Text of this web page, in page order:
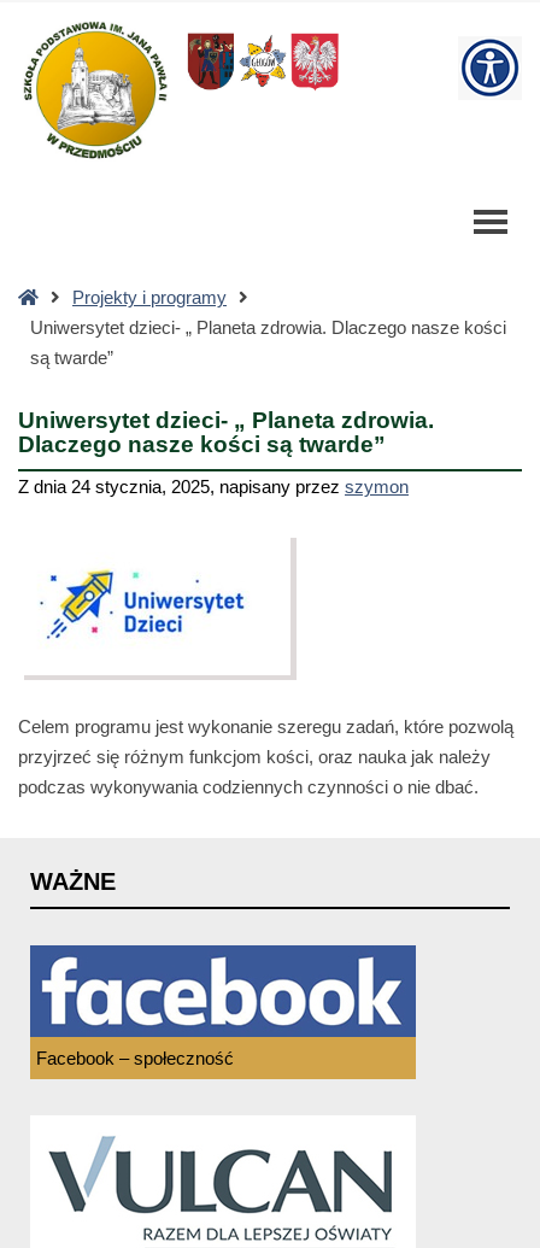
dzieci-
Planeta
zdrowia.
twarde”
Podstawowa
Strona
główna
Projekty i programy
Uniwersytet dzieci- „ Planeta zdrowia. Dlaczego nasze kości
są twarde”
Uniwersytet dzieci- „ Planeta zdrowia.
Dlaczego nasze kości są twarde”
Z dnia 24 stycznia, 2025, napisany przez szymon
Celem programu jest wykonanie szeregu zadań, które pozwolą
przyjrzeć się różnym funkcjom kości, oraz nauka jak należy
podczas wykonywania codziennych czynności o nie dbać.
WAŻNE
Facebook – społeczność